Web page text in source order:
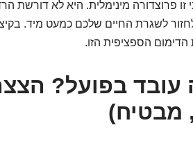
זו פרוצדורה מינימלית. היא לא דורשת
לשגרת החיים שלכם כמעט מיד.
הדימום הספציפית הזו.
עובד בפועל?
מבטיח)